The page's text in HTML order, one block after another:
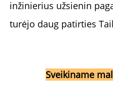
inžinierius užsienin
turėjo daug patirties
Sveikiname